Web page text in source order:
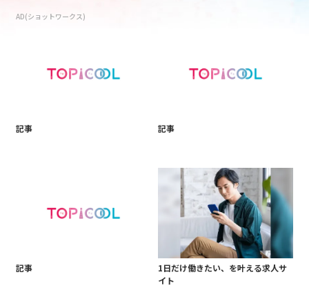
AD(ショットワークス)
記事 記事
記事
1日だけ働きたい、を叶える求人サ
イト